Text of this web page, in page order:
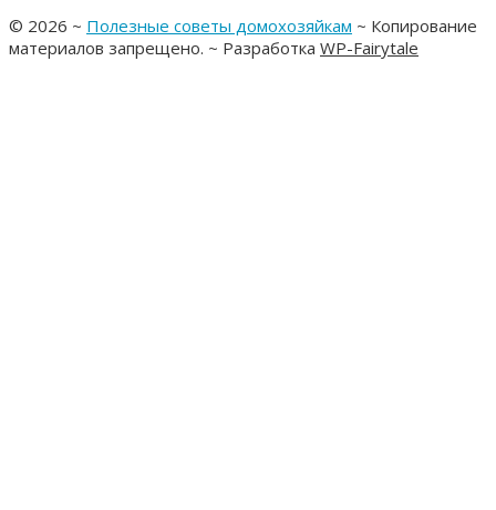
© 2026 ~ Полезные советы домохозяйкам ~ Копирование
материалов запрещено. ~ Разработка WP-Fairytale